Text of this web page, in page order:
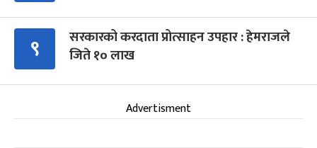
९
सरकारको करदाता प्रोत्साहन उपहार : हेमराजले
जिते १० लाख
Advertisment